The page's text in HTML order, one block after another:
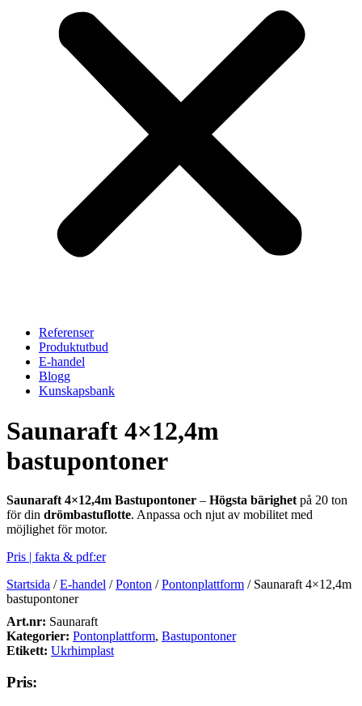
Referenser
Produktutbud
E-handel
Blogg
Kunskapsbank
Saunaraft 4×12,4m
bastupontoner
Saunaraft 4×12,4m Bastupontoner – Högsta bärighet på 20 ton
för din drömbastuflotte. Anpassa och njut av mobilitet med
möjlighet för motor.
Pris | fakta & pdf:er
Startsida /E-handel /Ponton /Pontonplattform / Saunaraft 4×12,4m
bastupontoner
Art.nr: Saunaraft
Kategorier: Pontonplattform, Bastupontoner
Etikett: Ukrhimplast
Pris: